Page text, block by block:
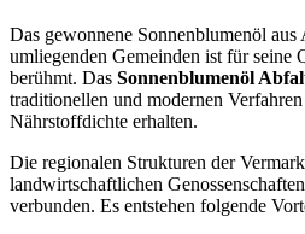
Das gewonnene Sonnenblumenöl aus
umliegenden Gemeinden ist für seine
berühmt. Das Sonnenblumenöl
traditionellen und modernen
Nährstoffdichte erhalten.
Die regionalen Strukturen der
landwirtschaftlichen
verbunden. Es entstehen folgende